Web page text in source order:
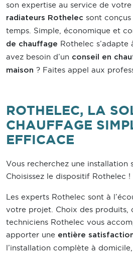
son expertise au service de
radiateurs Rothelec sont
temps. Simple, économique et
de chauffage Rothelec s’adapte
avez besoin d’un conseil en
maison ? Faites appel aux
ROTHELEC, LA
CHAUFFAGE
EFFICACE
Vous recherchez une installation
Choisissez le dispositif Rothelec !
Les experts Rothelec sont à
votre projet. Choix des produits,
techniciens Rothelec vous
apporter une entière
l’installation complète à